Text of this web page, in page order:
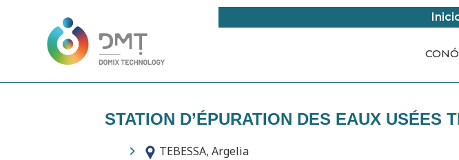
STATION D’ÉPURATION DES EAUX USÉES
TEBESSA, Argelia